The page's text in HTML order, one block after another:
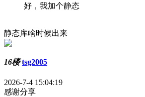
好，我加个静态
静态库啥时候出来
16楼 tsg2005
2026-7-4 15:04:19
感谢分享